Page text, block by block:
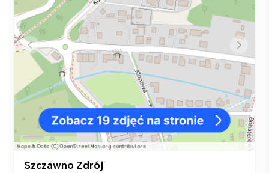
Szczawno Zdrój